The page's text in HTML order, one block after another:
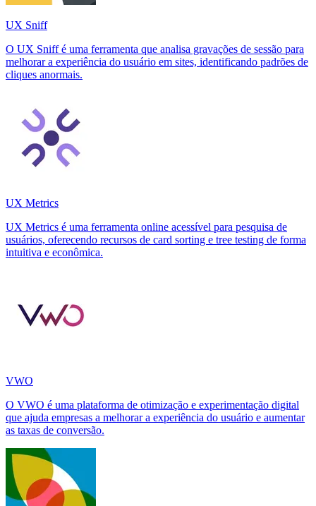
UX Sniff
O UX Sniff é uma ferramenta que analisa gravações de sessão para
melhorar a experiência do usuário em sites, identificando padrões de
cliques anormais.
UX Metrics
UX Metrics é uma ferramenta online acessível para pesquisa de
usuários, oferecendo recursos de card sorting e tree testing de forma
intuitiva e econômica.
VWO
O VWO é uma plataforma de otimização e experimentação digital
que ajuda empresas a melhorar a experiência do usuário e aumentar
as taxas de conversão.